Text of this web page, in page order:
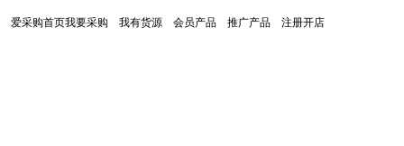
爱采购首页我要采购 我有货源 会员产品 推广产品 注册开店